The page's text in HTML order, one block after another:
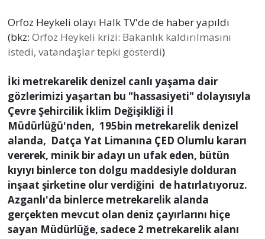
Orfoz Heykeli olayı Halk TV'de de haber yapıldı
(bkz: Orfoz Heykeli krizi: Bakanlık kaldırılmasını
istedi, vatandaşlar tepki gösterdi)
İki metrekarelik denizel canlı yaşama dair
gözlerimizi yaşartan bu "hassasiyeti" dolayısıyla
Çevre Şehircilik İklim Değişikliği İl
Müdürlüğü'nden, 195bin metrekarelik denizel
alanda, Datça Yat Limanına ÇED Olumlu kararı
vererek, minik bir adayı un ufak eden, bütün
kıyıyı binlerce ton dolgu maddesiyle dolduran
inşaat şirketine olur verdiğini de hatırlatıyoruz.
Azganlı'da binlerce metrekarelik alanda
gerçekten mevcut olan deniz çayırlarını hiçe
sayan Müdürlüğe, sadece 2 metrekarelik alanı